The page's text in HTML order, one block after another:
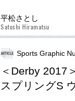
平松さとし
Satoshi Hiramatsu
Sports Graphic
＜Derby 2017＞
スプリングS